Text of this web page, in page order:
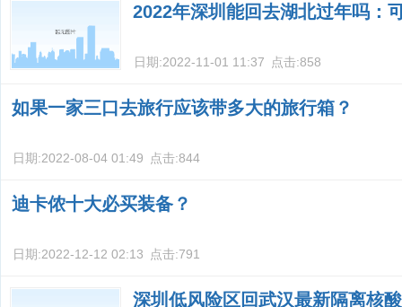
2022年深圳能回去湖北过年吗：
日期:2022-11-01 11:37 点击:858
如果一家三口去旅行应该带多大的旅行箱？
日期:2022-08-04 01:49 点击:844
迪卡侬十大必买装备？
日期:2022-12-12 02:13 点击:791
深圳低风险区回武汉最新隔离核